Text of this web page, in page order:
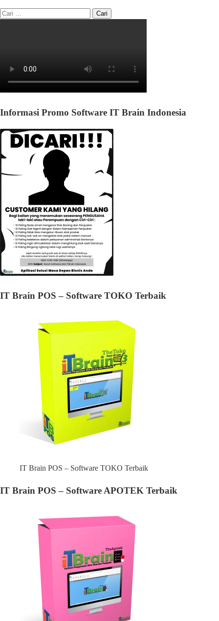
Informasi Promo Software IT Brain Indonesia
IT Brain POS – Software TOKO Terbaik
IT Brain POS – Software TOKO Terbaik
IT Brain POS – Software APOTEK Terbaik